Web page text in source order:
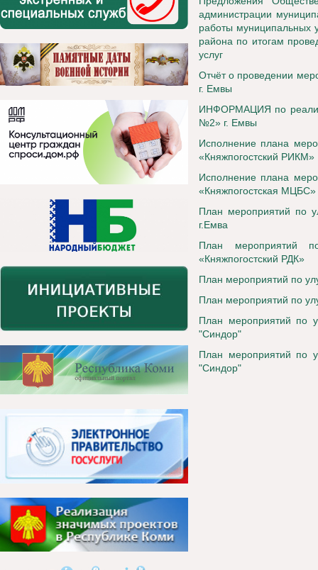
администрации
работы муниципальных
района по итогам
услуг
Отчёт о проведении
г. Емвы
ИНФОРМАЦИЯ по
№2» г. Емвы
Исполнение плана
«Княжпогостский РИКМ»
Исполнение плана
«Княжпогостская МЦБС»
План мероприятий по
г.Емва
План мероприятий
«Княжпогостский РДК»
План мероприятий по
План мероприятий по
План мероприятий по
"Синдор"
План мероприятий по
"Синдор"